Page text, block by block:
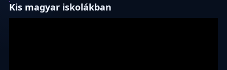
Kis magyar iskolákban